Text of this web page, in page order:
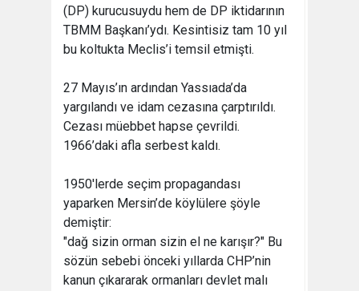
(DP) kurucusuydu hem de DP iktidarının
TBMM Başkanı’ydı. Kesintisiz tam 10 yıl
bu koltukta Meclis’i temsil etmişti.
27 Mayıs’ın ardından Yassıada’da
yargılandı ve idam cezasına çarptırıldı.
Cezası müebbet hapse çevrildi.
1966’daki afla serbest kaldı.
1950'lerde seçim propagandası
yaparken Mersin’de köylülere şöyle
demiştir:
"dağ sizin orman sizin el ne karışır?" Bu
sözün sebebi önceki yıllarda CHP’nin
kanun çıkararak ormanları devlet malı